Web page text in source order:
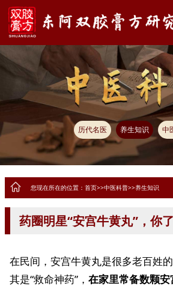
历代名医 养生知识 中
您现在所在的位置： 首页>>中医科普>>养生知识
药圈明星“安宫牛黄丸”，你
在民间，安宫牛黄丸是很多老百姓
其是“救命神药”， 在家里常备数颗